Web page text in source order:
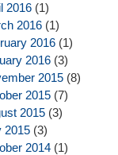
2016(1)
2016(1)
2016(1)
2016(3)
2015(8)
2015(7)
2015(3)
2015(3)
2014(1)